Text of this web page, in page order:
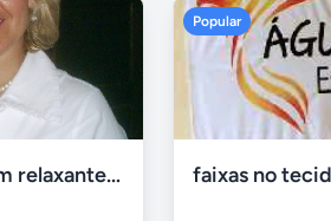
Massagem relaxante- terapeutica e depilação
Popular